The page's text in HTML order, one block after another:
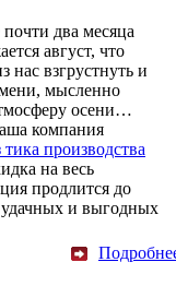
два месяца
август, что
нас взгрустнуть и
мысленно
осени…
компания
тика производства
на весь
продлится до
и выгодных